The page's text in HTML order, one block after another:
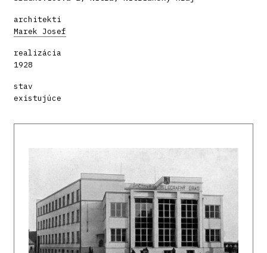
architekti
Marek Josef
realizácia
1928
stav
existujúce